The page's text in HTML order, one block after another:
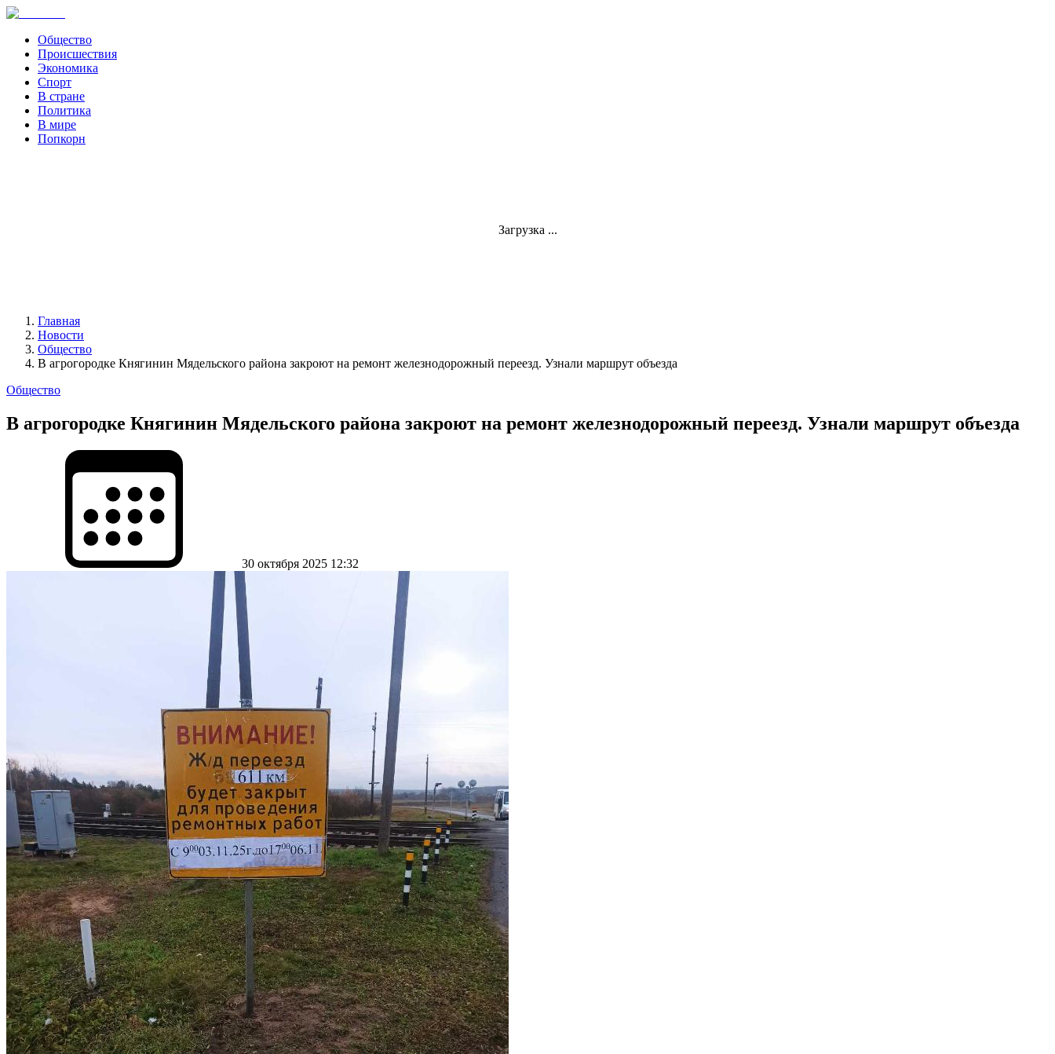
Общество
Происшествия
Экономика
Спорт
В стране
Политика
В мире
Попкорн
Загрузка ...
Главная
Новости
Общество
В агрогородке Княгинин Мядельского района закроют на ремонт железнодорожный переезд. Узнали маршрут объезда
Общество
В агрогородке Княгинин Мядельского района закроют на ремонт железнодорожный переезд. Узнали маршрут объезда
30 октября 2025 12:32